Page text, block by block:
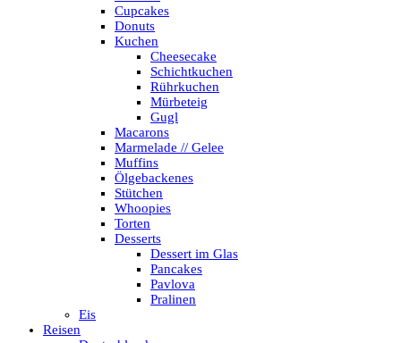
Cupcakes
Donuts
Kuchen
Cheesecake
Schichtkuchen
Rührkuchen
Mürbeteig
Gugl
Macarons
Marmelade // Gelee
Muffins
Ölgebackenes
Stütchen
Whoopies
Torten
Desserts
Dessert im Glas
Pancakes
Pavlova
Pralinen
Eis
Reisen